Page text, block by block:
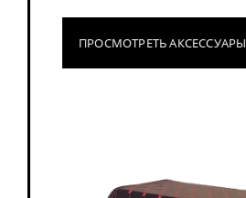
ПРОСМОТРЕТЬ АКСЕССУАРЫ